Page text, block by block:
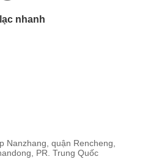
nhanh
Nanzhang, quận Rencheng,
PR. Trung Quốc